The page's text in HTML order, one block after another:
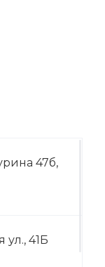
47б,
ул., 41Б